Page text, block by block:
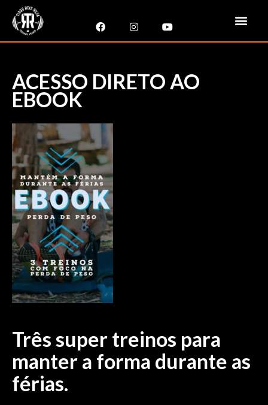
ACESSO DIRETO AO
EBOOK
Três super treinos para
manter a forma durante as
férias.